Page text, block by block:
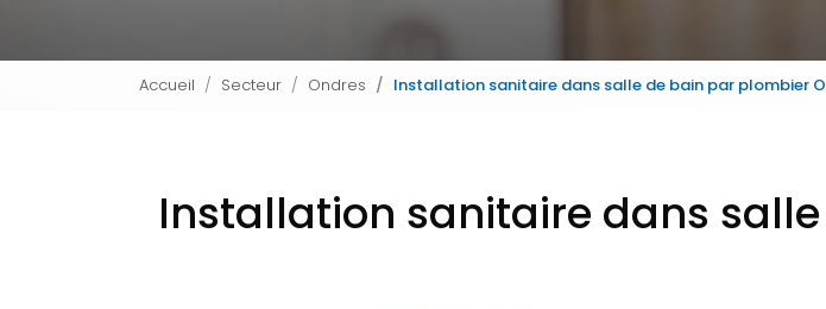
Accueil Secteur Ondres Installation sanitaire dans salle de bain par plombier
Installation sanitaire dans